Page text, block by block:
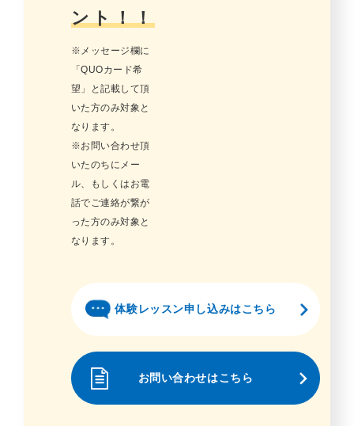
ント！！
※メッセージ欄に
「QUOカード希
望」と記載して頂
いた方のみ対象と
なります。
※お問い合わせ頂
いたのちにメー
ル、もしくはお電
話でご連絡が繋が
った方のみ対象と
なります。
体験レッスン申し込みはこちら
お問い合わせはこちら